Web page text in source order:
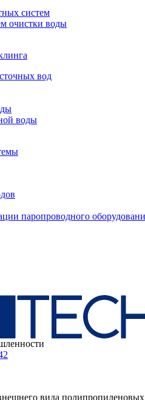
систем
очистки воды
вод
воды
паропроводного
вида